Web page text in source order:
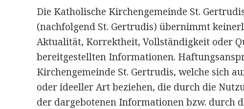
Die Katholische Kirchengemeinde St.
(nachfolgend St. Gertrudis) übernimmt
Aktualität, Korrektheit, Vollständigkeit oder
bereitgestellten Informationen.
Kirchengemeinde St. Gertrudis, welche sich
oder ideeller Art beziehen, die durch die
der dargebotenen Informationen bzw. durch